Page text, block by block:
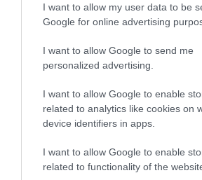
I want to allow my user data to be
Google for online advertising
I want to allow Google to send me
personalized advertising.
I want to allow Google to enable
related to analytics like cookies on
device identifiers in apps.
I want to allow Google to enable
related to functionality of the
Figyelmedbe ajánljuk!Az egész
Összeállítjuk a tojásfalatkákat:
muffin formát olívaolajjal
zöldségeket kivéve az összes
egyenletesen elosztjuk a muffin
Ráöntjük a tojáskeveréket,